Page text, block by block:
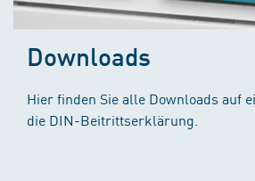
Downloads
Hier finden Sie alle Downloads auf
die DIN-Beitrittserklärung.